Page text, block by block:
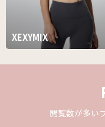
XEXYMIX
閲覧数が多い